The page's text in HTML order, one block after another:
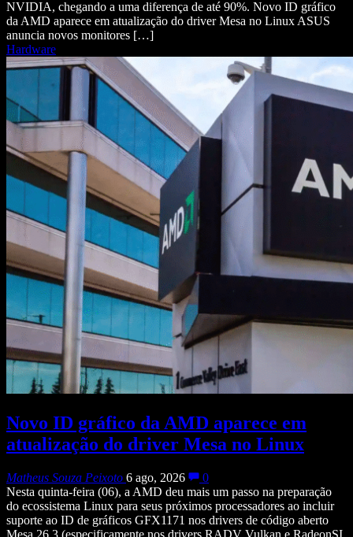
NVIDIA, chegando a uma diferença de até 90%. Novo ID gráfico
da AMD aparece em atualização do driver Mesa no Linux ASUS
anuncia novos monitores […]
Hardware
Novo ID gráfico da AMD aparece em
atualização do driver Mesa no Linux
Matheus Souza Peixoto 6 ago, 2026
0
Nesta quinta-feira (06), a AMD deu mais um passo na preparação
do ecossistema Linux para seus próximos processadores ao incluir
suporte ao ID de gráficos GFX1171 nos drivers de código aberto
Mesa 26.3 (especificamente nos drivers RADV Vulkan e RadeonSI